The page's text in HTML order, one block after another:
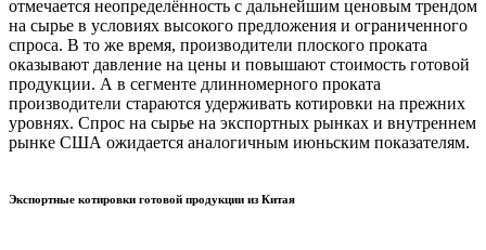
отмечается неопределённость с дальнейшим ценовым трендом
на сырье в условиях высокого предложения и ограниченного
спроса. В то же время, производители плоского проката
оказывают давление на цены и повышают стоимость готовой
продукции. А в сегменте длинномерного проката
производители стараются удерживать котировки на прежних
уровнях. Спрос на сырье на экспортных рынках и внутреннем
рынке США ожидается аналогичным июньским показателям.
Экспортные котировки готовой продукции из Китая